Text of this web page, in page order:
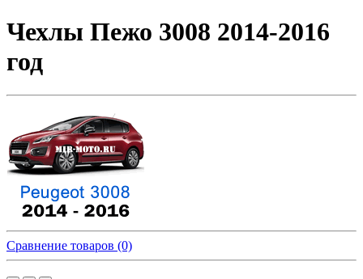
Чехлы Пежо 3008 2014-2016
год
Сравнение товаров (0)